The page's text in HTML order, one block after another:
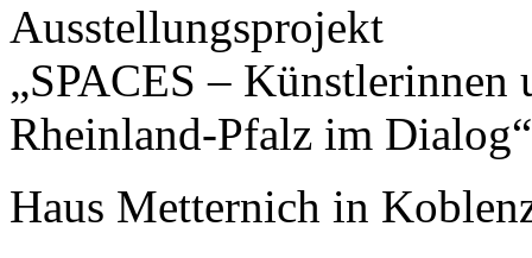
Ausstellungsprojekt
„SPACES –
Rheinland-Pfalz im Dialog“
Haus Metternich in